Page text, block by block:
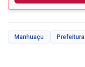
Manhuaçu Prefeitura